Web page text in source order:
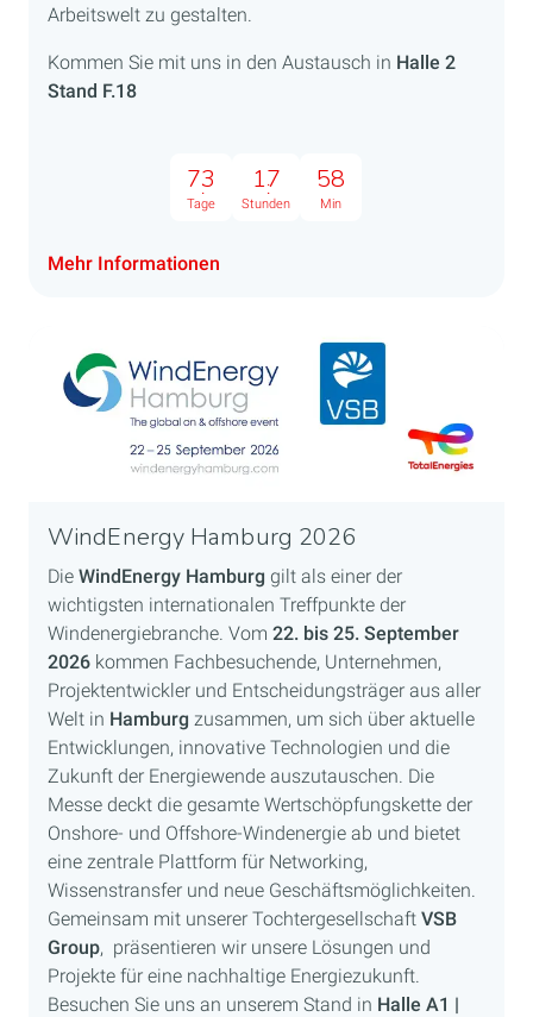
Arbeitswelt zu gestalten.
Kommen Sie mit uns in den Austausch in Halle 2
Stand F.18
73
Tage
17
Stunden
58
Min
Mehr Informationen
WindEnergy Hamburg 2026
Die WindEnergy Hamburg gilt als einer der
wichtigsten internationalen Treffpunkte der
Windenergiebranche. Vom 22. bis 25. September
2026 kommen Fachbesuchende, Unternehmen,
Projektentwickler und Entscheidungsträger aus aller
Welt in Hamburg zusammen, um sich über aktuelle
Entwicklungen, innovative Technologien und die
Zukunft der Energiewende auszutauschen. Die
Messe deckt die gesamte Wertschöpfungskette der
Onshore- und Offshore-Windenergie ab und bietet
eine zentrale Plattform für Networking,
Wissenstransfer und neue Geschäftsmöglichkeiten.
Gemeinsam mit unserer Tochtergesellschaft VSB
Group, präsentieren wir unsere Lösungen und
Projekte für eine nachhaltige Energiezukunft.
Besuchen Sie uns an unserem Stand in Halle A1 |